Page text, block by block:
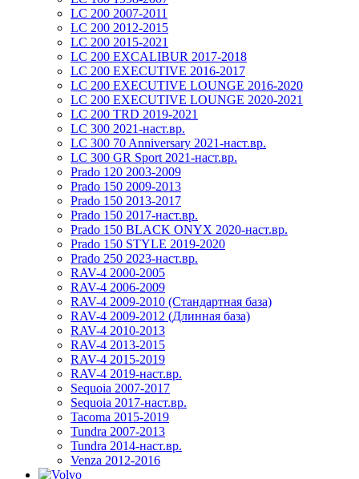
LC 200 2007-2011
LC 200 2012-2015
LC 200 2015-2021
LC 200 EXCALIBUR 2017-2018
LC 200 EXECUTIVE 2016-2017
LC 200 EXECUTIVE LOUNGE 2016-2020
LC 200 EXECUTIVE LOUNGE 2020-2021
LC 200 TRD 2019-2021
LC 300 2021-наст.вр.
LC 300 70 Anniversary 2021-наст.вр.
LC 300 GR Sport 2021-наст.вр.
Prado 120 2003-2009
Prado 150 2009-2013
Prado 150 2013-2017
Prado 150 2017-наст.вр.
Prado 150 BLACK ONYX 2020-наст.вр.
Prado 150 STYLE 2019-2020
Prado 250 2023-наст.вр.
RAV-4 2000-2005
RAV-4 2006-2009
RAV-4 2009-2010 (Стандартная база)
RAV-4 2009-2012 (Длинная база)
RAV-4 2010-2013
RAV-4 2013-2015
RAV-4 2015-2019
RAV-4 2019-наст.вр.
Sequoia 2007-2017
Sequoia 2017-наст.вр.
Tacoma 2015-2019
Tundra 2007-2013
Tundra 2014-наст.вр.
Venza 2012-2016